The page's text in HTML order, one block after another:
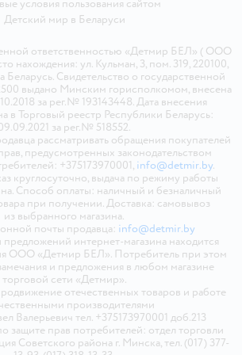
условия пользования сайтом
Детский мир в Беларуси
ответственностью «Детмир БЕЛ» ( ООО
нахождения: ул. Кульман, 3, пом. 319, 220100,
Беларусь. Свидетельство о государственной
выдано Минским горисполкомом, внесена
за рег.№ 193143448. Дата внесения
в Торговый реестр Республики Беларусь:
за рег.№ 518552.
рассматривать обращения покупателей
предусмотренных законодательством
+375173970001, info@detmir.by.
круглосуточно, выдача по режиму работы
Способ оплаты: наличный и безналичный
при получении. Доставка: самовывоз
из выбранного магазина.
почты продавца: info@detmir.by
предложений интернет-магазина находится
ООО «Детмир БЕЛ». Потребитель при этом
и предложения в любом магазине
торговой сети «Детмир».
отечественных товаров и работе
производителями
Валерьевич тел. +375173970001 доб.213
защите прав потребителей: отдел торговли
Советского района г. Минска, тел. (017) 377-